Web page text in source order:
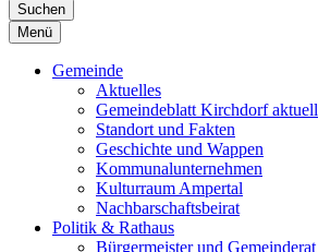
Suchen
Menü
Gemeinde
Aktuelles
Gemeindeblatt Kirchdorf aktuell
Standort und Fakten
Geschichte und Wappen
Kommunalunternehmen
Kulturraum Ampertal
Nachbarschaftsbeirat
Politik & Rathaus
Bürgermeister und Gemeinderat